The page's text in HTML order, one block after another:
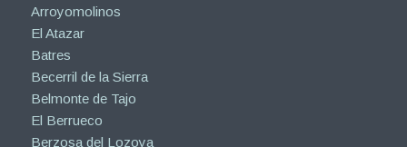
Arroyomolinos
El Atazar
Batres
Becerril de la Sierra
Belmonte de Tajo
El Berrueco
Berzosa del Lozoya